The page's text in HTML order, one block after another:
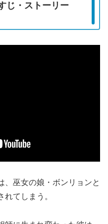
じ・ストーリー
、巫女の娘・ボンリョンと
てしまう。